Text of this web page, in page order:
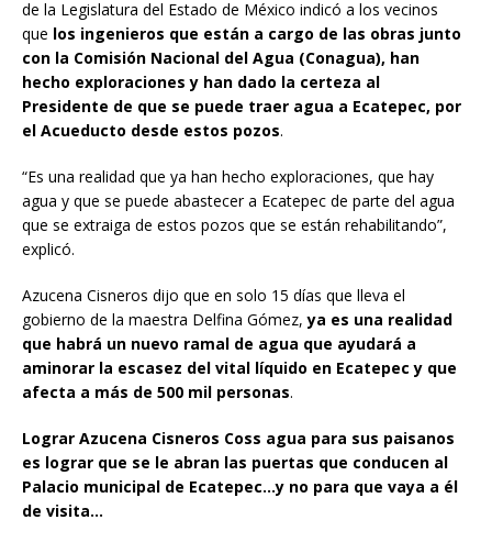
de la Legislatura del Estado de México indicó a los vecinos
que los ingenieros que están a cargo de las obras junto
con la Comisión Nacional del Agua (Conagua), han
hecho exploraciones y han dado la certeza al
Presidente de que se puede traer agua a Ecatepec, por
el Acueducto desde estos pozos.
“Es una realidad que ya han hecho exploraciones, que hay
agua y que se puede abastecer a Ecatepec de parte del agua
que se extraiga de estos pozos que se están rehabilitando”,
explicó.
Azucena Cisneros dijo que en solo 15 días que lleva el
gobierno de la maestra Delfina Gómez,ya es una realidad
que habrá un nuevo ramal de agua que ayudará a
aminorar la escasez del vital líquido en Ecatepec y que
afecta a más de 500 mil personas.
Lograr Azucena Cisneros Coss agua para sus paisanos
es lograr que se le abran las puertas que conducen al
Palacio municipal de Ecatepec…y no para que vaya a él
de visita…